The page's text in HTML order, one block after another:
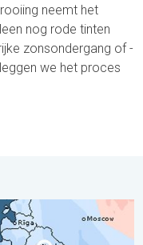
neemt het
nog rode tinten
zonsondergang of -
we het proces
Europa. . .